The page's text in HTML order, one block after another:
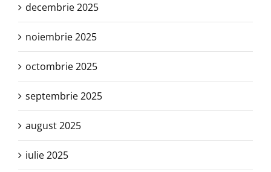
decembrie 2025
noiembrie 2025
octombrie 2025
septembrie 2025
august 2025
iulie 2025